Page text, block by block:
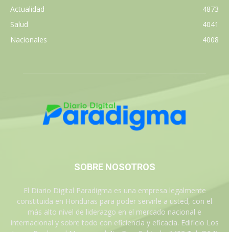
Actualidad
4873
Salud
4041
Nacionales
4008
SOBRE NOSOTROS
El Diario Digital Paradigma es una empresa legalmente
constituida en Honduras para poder servirle a usted, con el
más alto nivel de liderazgo en el mercado nacional e
internacional y sobre todo con eficiencia y eficacia. Edificio Los